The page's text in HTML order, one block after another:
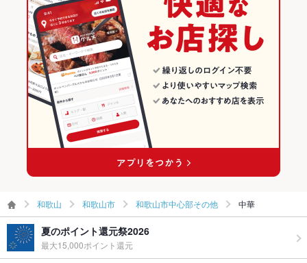
和歌山 和歌山市 和歌山市中心部その他 中華
夏のポイント還元祭2026
最大15,000ポイント還元